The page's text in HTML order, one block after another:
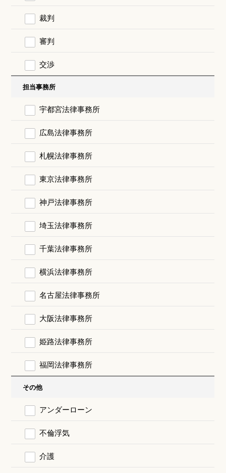
裁判
審判
交渉
担当事務所
宇都宮法律事務所
広島法律事務所
札幌法律事務所
東京法律事務所
神戸法律事務所
埼玉法律事務所
千葉法律事務所
横浜法律事務所
名古屋法律事務所
大阪法律事務所
姫路法律事務所
福岡法律事務所
その他
アンダーローン
不倫浮気
介護